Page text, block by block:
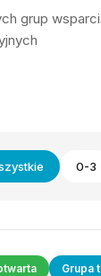
grup
0-3
Grupa